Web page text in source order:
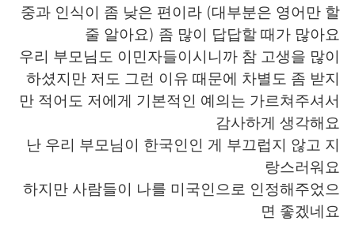
중과 인식이 좀 낮은 편이라 (대부분은 영어만 할
줄 알아요) 좀 많이 답답할 때가 많아요
우리 부모님도 이민자들이시니까 참 고생을 많이
하셨지만 저도 그런 이유 때문에 차별도 좀 받지
만 적어도 저에게 기본적인 예의는 가르쳐주셔서
감사하게 생각해요
난 우리 부모님이 한국인인 게 부끄럽지 않고 지
랑스러워요
하지만 사람들이 나를 미국인으로 인정해주었으
면 좋겠네요